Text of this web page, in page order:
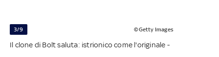
3/9 ©Getty Images
Il clone di Bolt saluta: istrionico come l'originale -